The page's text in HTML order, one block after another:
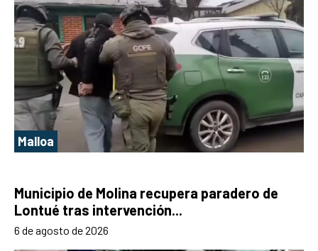
Malloa
Municipio de Molina recupera paradero de
Lontué tras intervención...
6 de agosto de 2026